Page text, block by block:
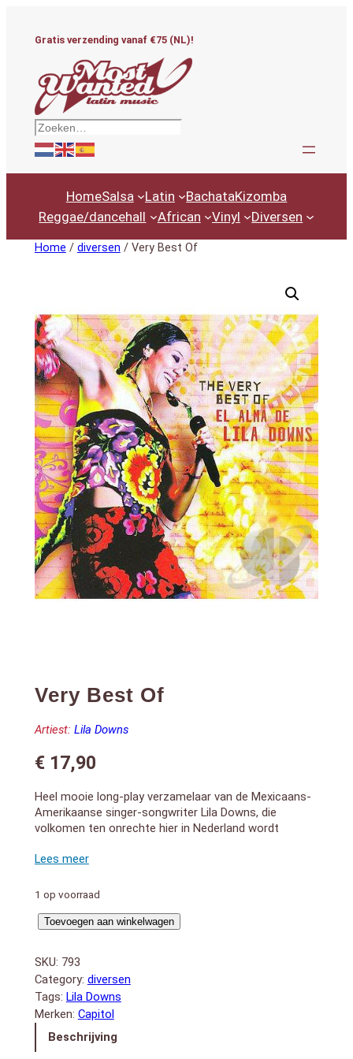
Gratis verzending vanaf €75 (NL)!
Zoeken
HomeSalsa Latin BachataKizomba
Reggae/dancehall
African Vinyl Diversen
Home / diversen / Very Best Of
Very Best Of
Artiest: Lila Downs
€17,90
Heel mooie long-play verzamelaar van de Mexicaans-
Amerikaanse singer-songwriter Lila Downs, die
volkomen ten onrechte hier in Nederland wordt
festivals.
2. Naila
4. Paloma Negra
6. La Llorona
7. Agua de Rosas
8. Dignificada
9. La Nina
10. La Martiniana
11. Arenita Azul
12. La Cumbia del Mole
1 op voorraad
Very
Of
aantal
Toevoegen aan winkelwagen
SKU: 793
Category: diversen
Tags: Lila Downs
Merken: Capitol
Beschrijving